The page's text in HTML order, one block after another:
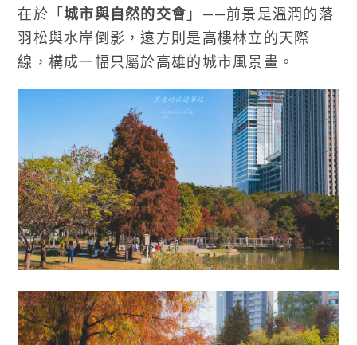
在於「城市與自然的交會 」——前景是溫潤的落
羽松與水岸倒影，遠方則是高樓林立的天際
線，構成一幅只屬於高雄的城市風景畫。